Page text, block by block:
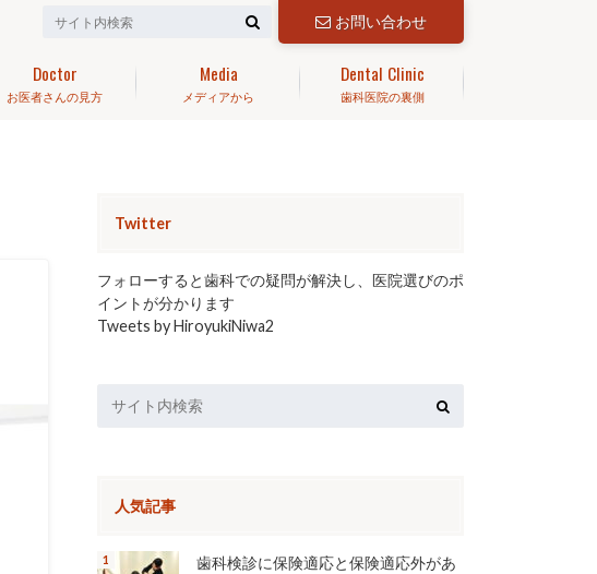
お問い合わせ
お医者さんの見方
Doctor
メディアから
Media
歯科医院の裏側
Dental Clinic
Twitter
フォローすると歯科での疑問が解決し、医院選びのポ
イントが分かります
Tweets by HiroyukiNiwa2
人気記事
歯科検診に保険適応と保険適応外があ